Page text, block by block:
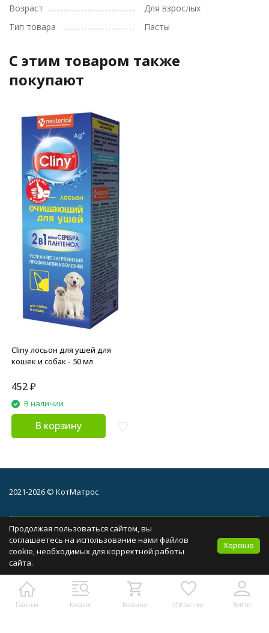
Возраст
Для взрослых
Тип товара
Пасты
C этим товаром также
покупают
Cliny лосьон для ушей для
кошек и собак - 50 мл
452₽
В наличии
В корзину
Главная Каталог Корзина Избранное Войти
2021-2026 © КотМатрос
+7 (495) 128-23-00
Контакты:
Москва, 1-ый Дорожный проезд, д.4 с 1
manager@kotmatros.ru
Продолжая пользоваться сайтом, вы
соглашаетесь на использование нами файлов
cookie, необходимых для корректной работы
сайта.
Хорошо